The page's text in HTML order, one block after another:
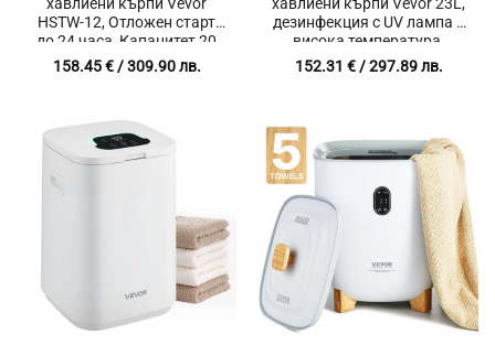
HSTW-12, Отложен старт
до 24 часа, Капацитет 20
литра, Заключване за деца
158.45€/ 309.90 лв.
дезинфекция с UV лампа и
висока температура,
Бързо загряване до 80°C
152.31 €/ 297.89 лв.